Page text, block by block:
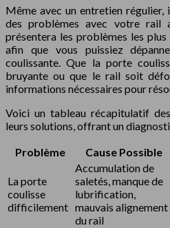
Même avec un entretien
des problèmes avec votre rail
présentera les problèmes les
afin que vous puissiez
coulissante. Que la porte
bruyante ou que le rail soit
informations nécessaires pour
Voici un tableau récapitulatif
leurs solutions, offrant un
Problème
Cause Possible
La porte
coulisse
difficilement
Accumulation de
saletés, manque de
lubrification,
mauvais alignement
du rail